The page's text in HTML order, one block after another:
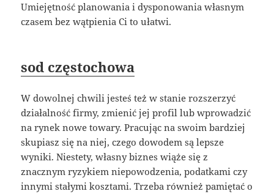
Umiejętność planowania i dysponowania własnym
czasem bez wątpienia Ci to ułatwi.
sod częstochowa
W dowolnej chwili jesteś też w stanie rozszerzyć
działalność firmy, zmienić jej profil lub wprowadzić
na rynek nowe towary. Pracując na swoim bardziej
skupiasz się na niej, czego dowodem są lepsze
wyniki. Niestety, własny biznes wiąże się z
znacznym ryzykiem niepowodzenia, podatkami czy
innymi stałymi kosztami. Trzeba również pamiętać o